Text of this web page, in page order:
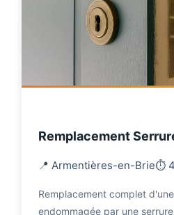
Remplacement
📍 Armentières-en-Brie⏱️
Remplacement complet
endommagée par une